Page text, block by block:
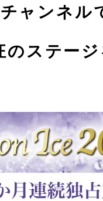
ャンネル
ステージ